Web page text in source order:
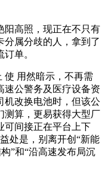
高照，现正在不只有
分属分歧的人，拿到了
单。
用然暗示，不再需
速公警务及医疗设备资
机改换电池时，但该公
测算，更易获得大型厂
可间接正在平台上下
处是，别离开创“新能
”和“沿高速发布局沉